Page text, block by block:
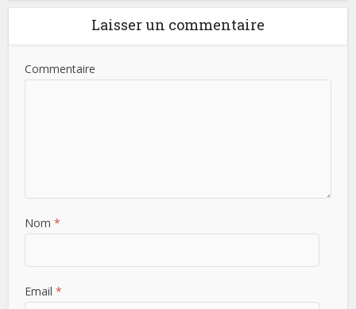
Laisser un commentaire
Commentaire
Nom *
Email *